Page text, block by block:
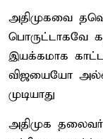
அதிமுகவை
பொருட்டாகவே
இயக்கமாக
விஜயையோ
முடியாது
அதிமுக